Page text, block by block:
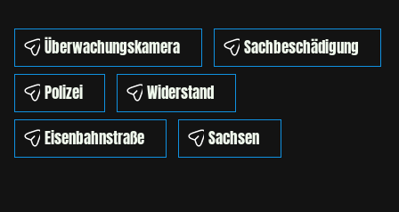
Überwachungskamera
Sachbeschädigung
Polizei
Widerstand
Eisenbahnstraße
Sachsen